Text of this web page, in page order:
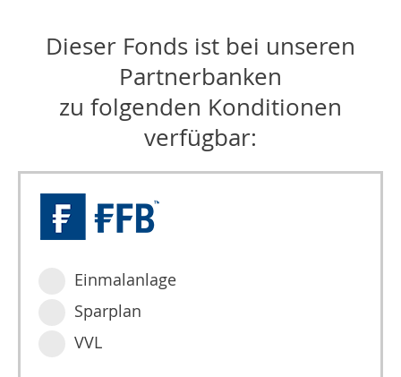
Dieser Fonds ist bei unseren
Partnerbanken
zu folgenden Konditionen
verfügbar:
Einmalanlage
Sparplan
VVL